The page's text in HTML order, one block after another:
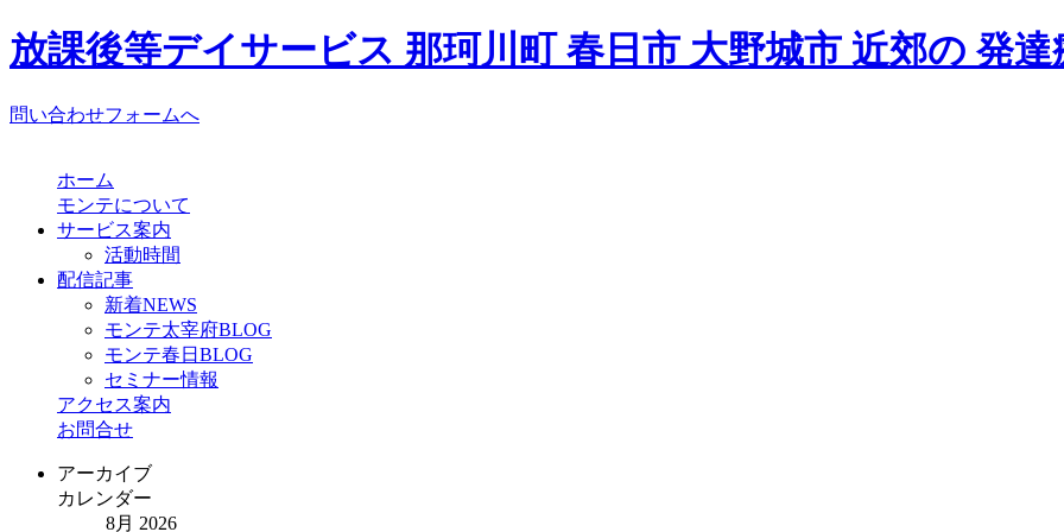
放課後等デイサービス 那珂川町 春日市 大野城市 近郊の 発
問い合わせフォームへ
ホーム
モンテについて
サービス案内
活動時間
配信記事
新着NEWS
モンテ太宰府BLOG
モンテ春日BLOG
セミナー情報
アクセス案内
お問合せ
アーカイブ
カレンダー
8月 2026